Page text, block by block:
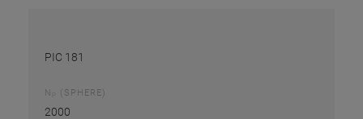
PIC 181
N (SPHERE)
2000